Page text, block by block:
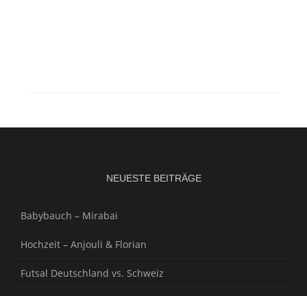
NEUESTE BEITRÄGE
Babybauch – Mirabai
Hochzeit – Anjouli & Florian
Futsal Deutschland vs. Schweiz